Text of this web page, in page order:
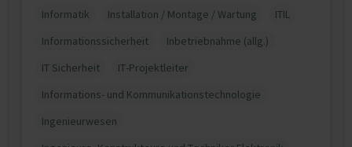
Informatik Installation / Montage / Wartung
ITIL
Informationssicherheit
Inbetriebnahme (allg.)
IT Sicherheit
IT-Projektleiter
Informations- und Kommunikationstechnologie
Ingenieurwesen